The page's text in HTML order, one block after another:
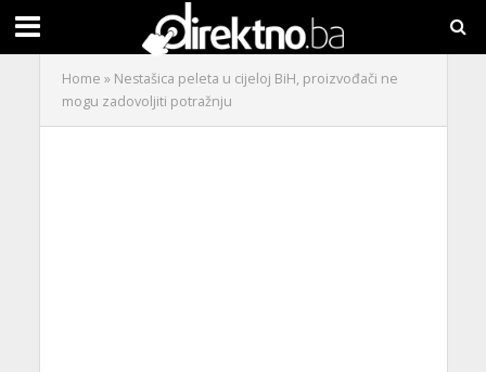
Home » Nestašica peleta u cijeloj BiH, proizvođači ne
mogu zadovoljiti potražnju